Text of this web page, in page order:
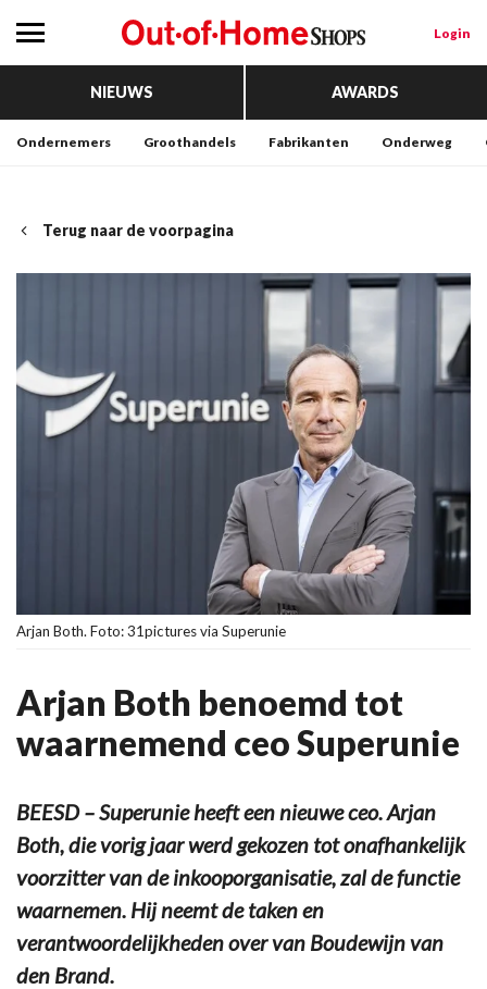
Login
NIEUWS AWARDS
Ondernemers Groothandels Fabrikanten Onderweg
Terug naar de voorpagina
Arjan Both. Foto: 31pictures via Superunie
Arjan Both benoemd tot
waarnemend ceo Superunie
BEESD – Superunie heeft een nieuwe ceo. Arjan
Both, die vorig jaar werd gekozen tot onafhankelijk
voorzitter van de inkooporganisatie, zal de functie
waarnemen. Hij neemt de taken en
verantwoordelijkheden over van Boudewijn van
den Brand.